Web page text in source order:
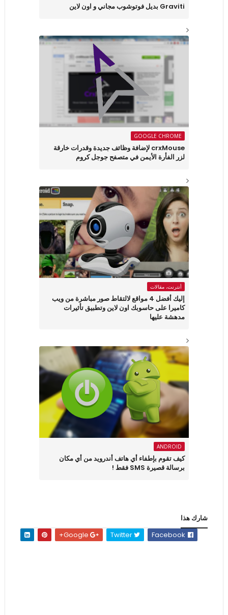
Graviti بديل فوتوشوب مجاني و اون لاين
GOOGLE CHROME
crxMouse لإضافة وظائف جديدة وقدرات خارقة
لزر الفأرة الأيمن في متصفح جوجل كروم
أنترنت، مقالات
إليك أفضل 4 مواقع لالتقاط صور مباشرة من ويب
كاميرا على حاسوبك اون لاين وتطبيق تأثيرات
مدهشة عليها
ANDROID
كيف تقوم بإطفاء أي هاتف أندرويد من أي مكان
برسالة قصيرة SMS فقط !
شارك هذا
Twitter